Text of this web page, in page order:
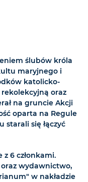
ślubów króla
maryjnego i
katolicko-
rekolekcyjną oraz
na gruncie Akcji
oparta na Regule
starali się łączyć
z 6 członkami.
wydawnictwo,
w nakładzie